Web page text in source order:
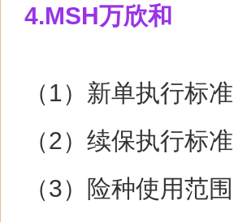
4.MSH万欣和
（1）新单执行标
（2）续保执行标
（3）险种使用范